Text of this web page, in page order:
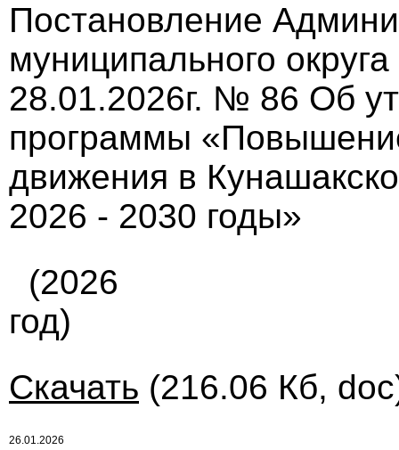
Постановление
муниципального
28.01.2026г. № 86 Об
программы
движения в
2026 - 2030 годы»
(2026
год)
Скачать (216.06 Кб,
26.01.2026